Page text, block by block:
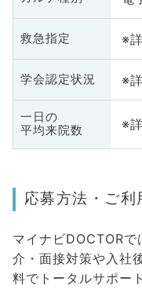
救急指定 ※
学会認定状況 ※
一日の
平均来院数
※
応募方法・ご利
マイナビDOCTOR
介・面接対策や入社
料でトータルサポー